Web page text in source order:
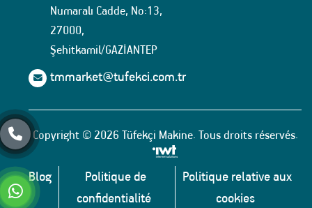
Numaralı Cadde, No:13,
27000,
Şehitkamil/GAZİANTEP
tmmarket@tufekci.com.tr
Copyright © 2026 Tüfekçi Makine. Tous droits réservés.
Blog
Politique de
confidentialité
Politique relative aux
cookies